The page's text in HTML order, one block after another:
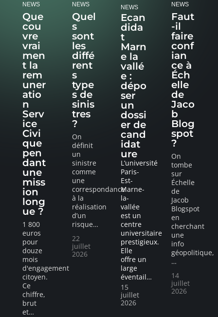
NEWS
Que
cou
vre
vrai
men
t la
rem
uner
atio
n
Serv
ice
Civi
que
pen
dant
une
miss
ion
long
ue ?
1 800
euros
pour
douze
mois
d'engagement
citoyen.
Ce
chiffre,
brut
et…
NEWS
Quel
s
sont
les
diffé
rent
s
type
s de
sinis
tres
?
On
définit
un
sinistre
comme
une
correspondance
à la
réalisation
d’un
risque…
22
juillet
2026
NEWS
Ecan
dida
t
Marn
e la
vallé
e :
dépo
ser
un
dossi
er de
cand
idat
ure
L’université
Paris-
Est-
Marne-
la-
vallée
est un
centre
universitaire
prestigieux.
Elle
offre un
large
éventail…
15
juillet
2026
NEWS
Faut
-il
faire
conf
ian
ce à
Éch
elle
de
Jaco
b
Blog
spot
?
On
tombe
sur
Échelle
de
Jacob
Blogspot
en
cherchant
une
info
géopolitique,
…
14
juillet
2026